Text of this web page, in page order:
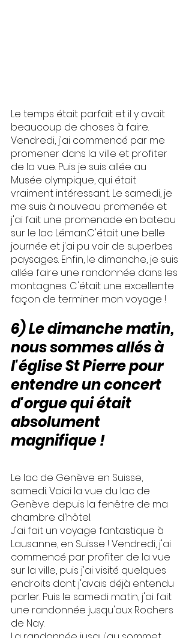
Le temps était parfait et il y avait
beaucoup de choses à faire.
Vendredi, j'ai commencé par me
promener dans la ville et profiter
de la vue. Puis je suis allée au
Musée olympique, qui était
vraiment intéressant. Le samedi, je
me suis à nouveau promenée et
j'ai fait une promenade en bateau
sur le lac Léman.C'était une belle
journée et j'ai pu voir de superbes
paysages. Enfin, le dimanche, je suis
allée faire une randonnée dans les
montagnes. C'était une excellente
façon de terminer mon voyage !
6) Le dimanche matin,
nous sommes allés à
l'église St Pierre pour
entendre un concert
d'orgue qui était
absolument
magnifique !
Le lac de Genève en Suisse,
samedi. Voici la vue du lac de
Genève depuis la fenêtre de ma
chambre d'hôtel.
J'ai fait un voyage fantastique à
Lausanne, en Suisse ! Vendredi, j'ai
commencé par profiter de la vue
sur la ville, puis j'ai visité quelques
endroits dont j'avais déjà entendu
parler. Puis le samedi matin, j'ai fait
une randonnée jusqu'aux Rochers
de Nay.